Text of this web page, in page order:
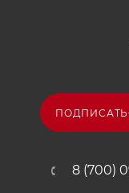
8 (700)